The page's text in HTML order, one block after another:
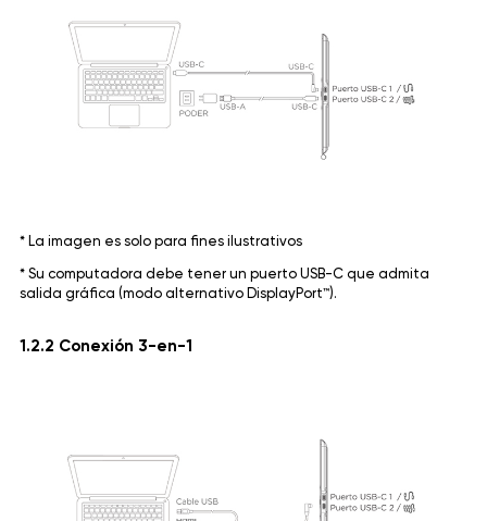
* La imagen es solo para fines ilustrativos
* Su computadora debe tener un puerto USB-C que admita
salida gráfica (modo alternativo DisplayPort™).
1.2.2 Conexión 3-en-1